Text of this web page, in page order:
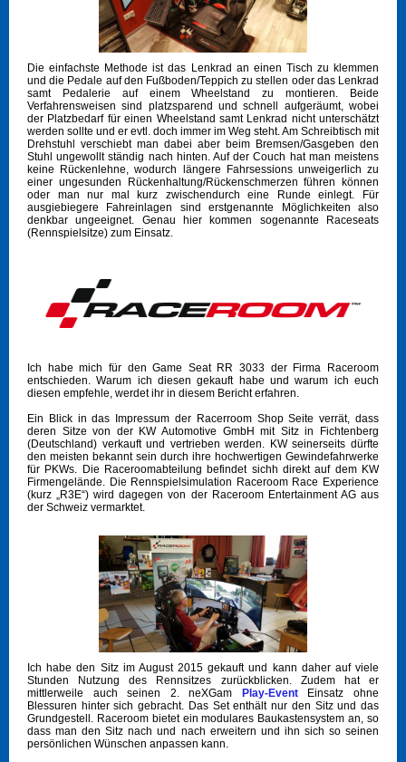
Die einfachste Methode ist das Lenkrad an einen Tisch zu klemmen
und die Pedale auf den Fußboden/Teppich zu stellen oder das Lenkrad
samt Pedalerie auf einem Wheelstand zu montieren. Beide
Verfahrensweisen sind platzsparend und schnell aufgeräumt, wobei
der Platzbedarf für einen Wheelstand samt Lenkrad nicht unterschätzt
werden sollte und er evtl. doch immer im Weg steht. Am Schreibtisch mit
Drehstuhl verschiebt man dabei aber beim Bremsen/Gasgeben den
Stuhl ungewollt ständig nach hinten. Auf der Couch hat man meistens
keine Rückenlehne, wodurch längere Fahrsessions unweigerlich zu
einer ungesunden Rückenhaltung/Rückenschmerzen führen können
oder man nur mal kurz zwischendurch eine Runde einlegt. Für
ausgiebiegere Fahreinlagen sind erstgenannte Möglichkeiten also
denkbar ungeeignet. Genau hier kommen sogenannte Raceseats
(Rennspielsitze) zum Einsatz.
Ich habe mich für den Game Seat RR 3033 der Firma Raceroom
entschieden. Warum ich diesen gekauft habe und warum ich euch
diesen empfehle, werdet ihr in diesem Bericht erfahren.
Ein Blick in das Impressum der Racerroom Shop Seite verrät, dass
deren Sitze von der KW Automotive GmbH mit Sitz in Fichtenberg
(Deutschland) verkauft und vertrieben werden. KW seinerseits dürfte
den meisten bekannt sein durch ihre hochwertigen Gewindefahrwerke
für PKWs. Die Raceroomabteilung befindet sichh direkt auf dem KW
Firmengelände. Die Rennspielsimulation Raceroom Race Experience
(kurz „R3E“) wird dagegen von der Raceroom Entertainment AG aus
der Schweiz vermarktet.
Ich habe den Sitz im August 2015 gekauft und kann daher auf viele
Stunden Nutzung des Rennsitzes zurückblicken. Zudem hat er
mittlerweile auch seinen 2. neXGam
Play-EventEinsatz ohne
Blessuren hinter sich gebracht. Das Set enthält nur den Sitz und das
Grundgestell. Raceroom bietet ein modulares Baukastensystem an, so
dass man den Sitz nach und nach erweitern und ihn sich so seinen
persönlichen Wünschen anpassen kann.